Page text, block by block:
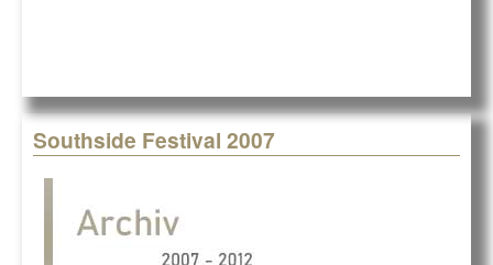
Southside Festival 2007